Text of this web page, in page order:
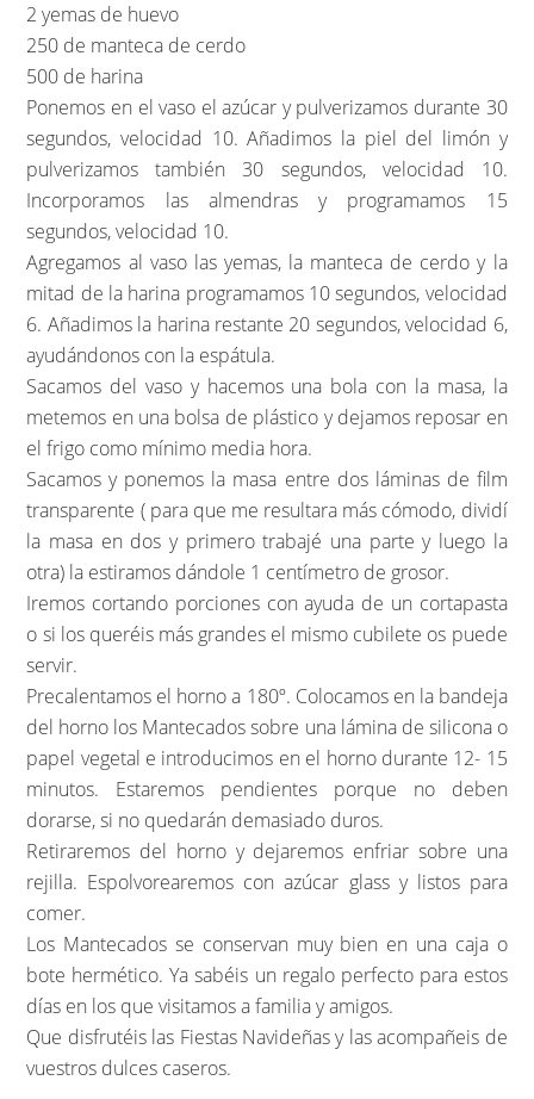
2 yemas de huevo
250 de manteca de cerdo
500 de harina
Ponemos en el vaso el azúcar y pulverizamos durante 30
segundos, velocidad 10. Añadimos la piel del limón y
pulverizamos también 30 segundos, velocidad 10.
Incorporamos las almendras y programamos 15
segundos, velocidad 10.
Agregamos al vaso las yemas, la manteca de cerdo y la
mitad de la harina programamos 10 segundos, velocidad
6. Añadimos la harina restante 20 segundos, velocidad 6,
ayudándonos con la espátula.
Sacamos del vaso y hacemos una bola con la masa, la
metemos en una bolsa de plástico y dejamos reposar en
el frigo como mínimo media hora.
Sacamos y ponemos la masa entre dos láminas de film
transparente ( para que me resultara más cómodo, dividí
la masa en dos y primero trabajé una parte y luego la
otra) la estiramos dándole 1 centímetro de grosor.
Iremos cortando porciones con ayuda de un cortapasta
o si los queréis más grandes el mismo cubilete os puede
servir.
Precalentamos el horno a 180º. Colocamos en la bandeja
del horno los Mantecados sobre una lámina de silicona o
papel vegetal e introducimos en el horno durante 12- 15
minutos. Estaremos pendientes porque no deben
dorarse, si no quedarán demasiado duros.
Retiraremos del horno y dejaremos enfriar sobre una
rejilla. Espolvorearemos con azúcar glass y listos para
comer.
Los Mantecados se conservan muy bien en una caja o
bote hermético. Ya sabéis un regalo perfecto para estos
días en los que visitamos a familia y amigos.
Que disfrutéis las Fiestas Navideñas y las acompañeis de
vuestros dulces caseros.